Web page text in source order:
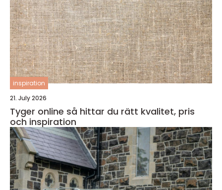
inspiration
21. July 2026
Tyger online så hittar du rätt kvalitet, pris
och inspiration